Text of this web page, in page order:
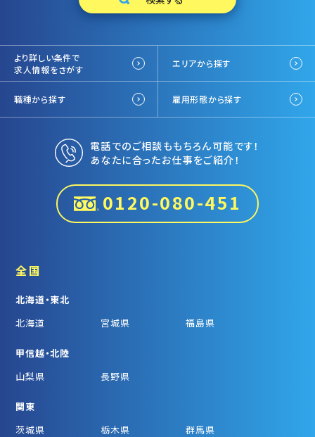
より詳しい条件で
求人情報をさがす
エリアから探す
職種から探す 雇用形態から探す
電話でのご相談ももちろん可能です！
あなたに合ったお仕事をご紹介！
0120-080-451
全国
北海道・東北
北海道
宮城県 福島県
甲信越・北陸
山梨県
長野県
関東
茨城県
栃木県
群馬県